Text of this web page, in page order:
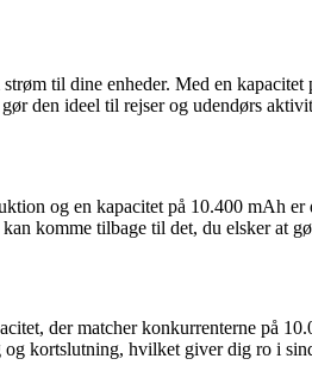
til dine enheder. Med en
den ideel til rejser og udendørs
og en kapacitet på 10.400 mAh
komme tilbage til det, du elsker at
der matcher konkurrenterne på
kortslutning, hvilket giver dig ro i